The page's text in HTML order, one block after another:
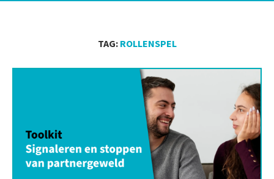
TAG: ROLLENSPEL